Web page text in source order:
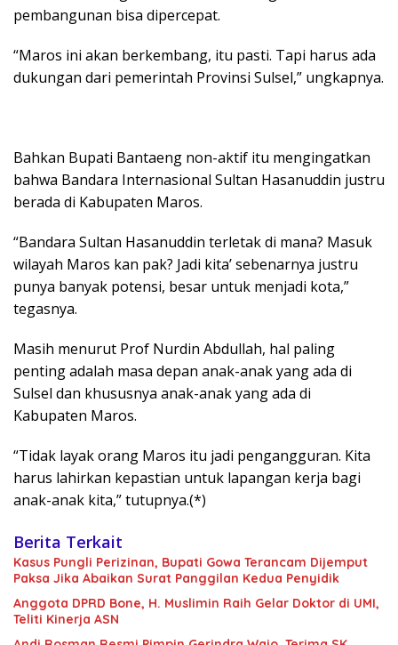
pembangunan bisa dipercepat.
“Maros ini akan berkembang, itu pasti. Tapi harus ada
dukungan dari pemerintah Provinsi Sulsel,” ungkapnya.
Bahkan Bupati Bantaeng non-aktif itu mengingatkan
bahwa Bandara Internasional Sultan Hasanuddin justru
berada di Kabupaten Maros.
“Bandara Sultan Hasanuddin terletak di mana? Masuk
wilayah Maros kan pak? Jadi kita’ sebenarnya justru
punya banyak potensi, besar untuk menjadi kota,”
tegasnya.
Masih menurut Prof Nurdin Abdullah, hal paling
penting adalah masa depan anak-anak yang ada di
Sulsel dan khususnya anak-anak yang ada di
Kabupaten Maros.
“Tidak layak orang Maros itu jadi pengangguran. Kita
harus lahirkan kepastian untuk lapangan kerja bagi
anak-anak kita,” tutupnya.(*)
Berita Terkait
Kasus Pungli Perizinan, Bupati Gowa Terancam Dijemput
Paksa Jika Abaikan Surat Panggilan Kedua Penyidik
Anggota DPRD Bone, H. Muslimin Raih Gelar Doktor di UMI,
Teliti Kinerja ASN